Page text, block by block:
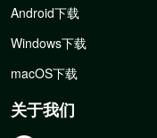
Android下载
Windows下载
macOS下载
关于我们